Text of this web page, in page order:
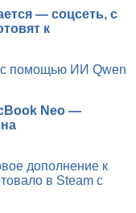
— соцсеть, с
к
с помощью ИИ Qwen
Neo —
дополнение к
в Steam с